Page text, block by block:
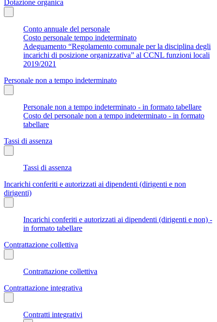
Dotazione organica
Conto annuale del personale
Costo personale tempo indeterminato
Adeguamento “Regolamento comunale per la disciplina degli
incarichi di posizione organizzativa” al CCNL funzioni locali
2019/2021
Personale non a tempo indeterminato
Personale non a tempo indeterminato - in formato tabellare
Costo del personale non a tempo indeterminato - in formato
tabellare
Tassi di assenza
Tassi di assenza
Incarichi conferiti e autorizzati ai dipendenti (dirigenti e non
dirigenti)
Incarichi conferiti e autorizzati ai dipendenti (dirigenti e non) -
in formato tabellare
Contrattazione collettiva
Contrattazione collettiva
Contrattazione integrativa
Contratti integrativi